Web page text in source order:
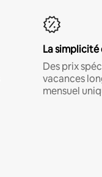
La simplicité
Des prix
vacances
mensuel